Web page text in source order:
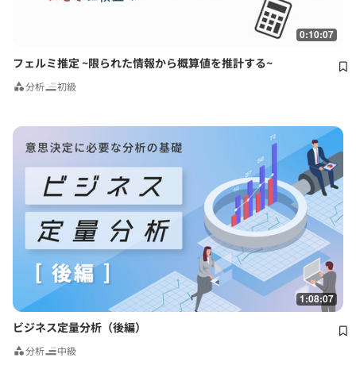
0:10:07
フェルミ推定 ~限られた情報から概算値を推計する~
分析 初級
1:08:07
ビジネス定量分析（後編）
分析 中級